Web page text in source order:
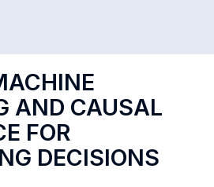
AND CAUSAL
FOR
DECISIONS